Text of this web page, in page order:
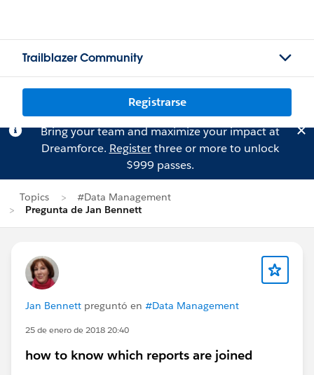
Trailblazer Community
Registrarse
Bring your team and maximize your impact at
Dreamforce. Registerthree or more to unlock
$999 passes.
Topics
#Data Management
Pregunta de Jan Bennett
Jan Bennett preguntó en #Data Management
25 de enero de 2018 20:40
how to know which reports are joined